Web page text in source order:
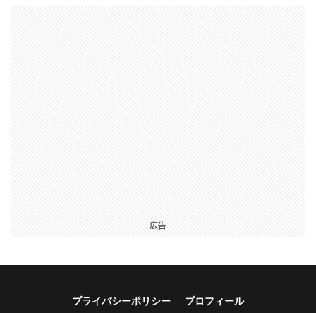
広告
プライバシーポリシー プロフィール